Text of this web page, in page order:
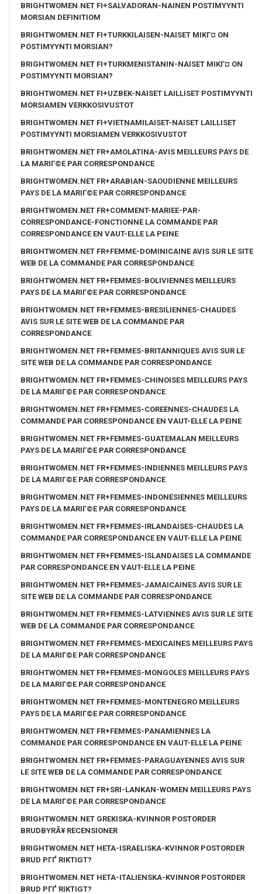
BRIGHTWOMEN.NET FI+SALVADORAN-NAINEN POSTIMYYNTI
MORSIAN DEFINITIOM
BRIGHTWOMEN.NET FI+TURKKILAISEN-NAISET MIKГ¤ ON
POSTIMYYNTI MORSIAN?
BRIGHTWOMEN.NET FI+TURKMENISTANIN-NAISET MIKГ¤ ON
POSTIMYYNTI MORSIAN?
BRIGHTWOMEN.NET FI+UZBEK-NAISET LAILLISET POSTIMYYNTI
MORSIAMEN VERKKOSIVUSTOT
BRIGHTWOMEN.NET FI+VIETNAMILAISET-NAISET LAILLISET
POSTIMYYNTI MORSIAMEN VERKKOSIVUSTOT
BRIGHTWOMEN.NET FR+AMOLATINA-AVIS MEILLEURS PAYS DE
LA MARIГ©E PAR CORRESPONDANCE
BRIGHTWOMEN.NET FR+ARABIAN-SAOUDIENNE MEILLEURS
PAYS DE LA MARIГ©E PAR CORRESPONDANCE
BRIGHTWOMEN.NET FR+COMMENT-MARIEE-PAR-
CORRESPONDANCE-FONCTIONNE LA COMMANDE PAR
CORRESPONDANCE EN VAUT-ELLE LA PEINE
BRIGHTWOMEN.NET FR+FEMME-DOMINICAINE AVIS SUR LE SITE
WEB DE LA COMMANDE PAR CORRESPONDANCE
BRIGHTWOMEN.NET FR+FEMMES-BOLIVIENNES MEILLEURS
PAYS DE LA MARIГ©E PAR CORRESPONDANCE
BRIGHTWOMEN.NET FR+FEMMES-BRESILIENNES-CHAUDES
AVIS SUR LE SITE WEB DE LA COMMANDE PAR
CORRESPONDANCE
BRIGHTWOMEN.NET FR+FEMMES-BRITANNIQUES AVIS SUR LE
SITE WEB DE LA COMMANDE PAR CORRESPONDANCE
BRIGHTWOMEN.NET FR+FEMMES-CHINOISES MEILLEURS PAYS
DE LA MARIГ©E PAR CORRESPONDANCE
BRIGHTWOMEN.NET FR+FEMMES-COREENNES-CHAUDES LA
COMMANDE PAR CORRESPONDANCE EN VAUT-ELLE LA PEINE
BRIGHTWOMEN.NET FR+FEMMES-GUATEMALAN MEILLEURS
PAYS DE LA MARIГ©E PAR CORRESPONDANCE
BRIGHTWOMEN.NET FR+FEMMES-INDIENNES MEILLEURS PAYS
DE LA MARIГ©E PAR CORRESPONDANCE
BRIGHTWOMEN.NET FR+FEMMES-INDONESIENNES MEILLEURS
PAYS DE LA MARIГ©E PAR CORRESPONDANCE
BRIGHTWOMEN.NET FR+FEMMES-IRLANDAISES-CHAUDES LA
COMMANDE PAR CORRESPONDANCE EN VAUT-ELLE LA PEINE
BRIGHTWOMEN.NET FR+FEMMES-ISLANDAISES LA COMMANDE
PAR CORRESPONDANCE EN VAUT-ELLE LA PEINE
BRIGHTWOMEN.NET FR+FEMMES-JAMAICAINES AVIS SUR LE
SITE WEB DE LA COMMANDE PAR CORRESPONDANCE
BRIGHTWOMEN.NET FR+FEMMES-LATVIENNES AVIS SUR LE SITE
WEB DE LA COMMANDE PAR CORRESPONDANCE
BRIGHTWOMEN.NET FR+FEMMES-MEXICAINES MEILLEURS PAYS
DE LA MARIГ©E PAR CORRESPONDANCE
BRIGHTWOMEN.NET FR+FEMMES-MONGOLES MEILLEURS PAYS
DE LA MARIГ©E PAR CORRESPONDANCE
BRIGHTWOMEN.NET FR+FEMMES-MONTENEGRO MEILLEURS
PAYS DE LA MARIГ©E PAR CORRESPONDANCE
BRIGHTWOMEN.NET FR+FEMMES-PANAMIENNES LA
COMMANDE PAR CORRESPONDANCE EN VAUT-ELLE LA PEINE
BRIGHTWOMEN.NET FR+FEMMES-PARAGUAYENNES AVIS SUR
LE SITE WEB DE LA COMMANDE PAR CORRESPONDANCE
BRIGHTWOMEN.NET FR+SRI-LANKAN-WOMEN MEILLEURS PAYS
DE LA MARIГ©E PAR CORRESPONDANCE
BRIGHTWOMEN.NET GREKISKA-KVINNOR POSTORDER
BRUDBYRÃ¥ RECENSIONER
BRIGHTWOMEN.NET HETA-ISRAELISKA-KVINNOR POSTORDER
BRUD PГҐ RIKTIGT?
BRIGHTWOMEN.NET HETA-ITALIENSKA-KVINNOR POSTORDER
BRUD PГҐ RIKTIGT?